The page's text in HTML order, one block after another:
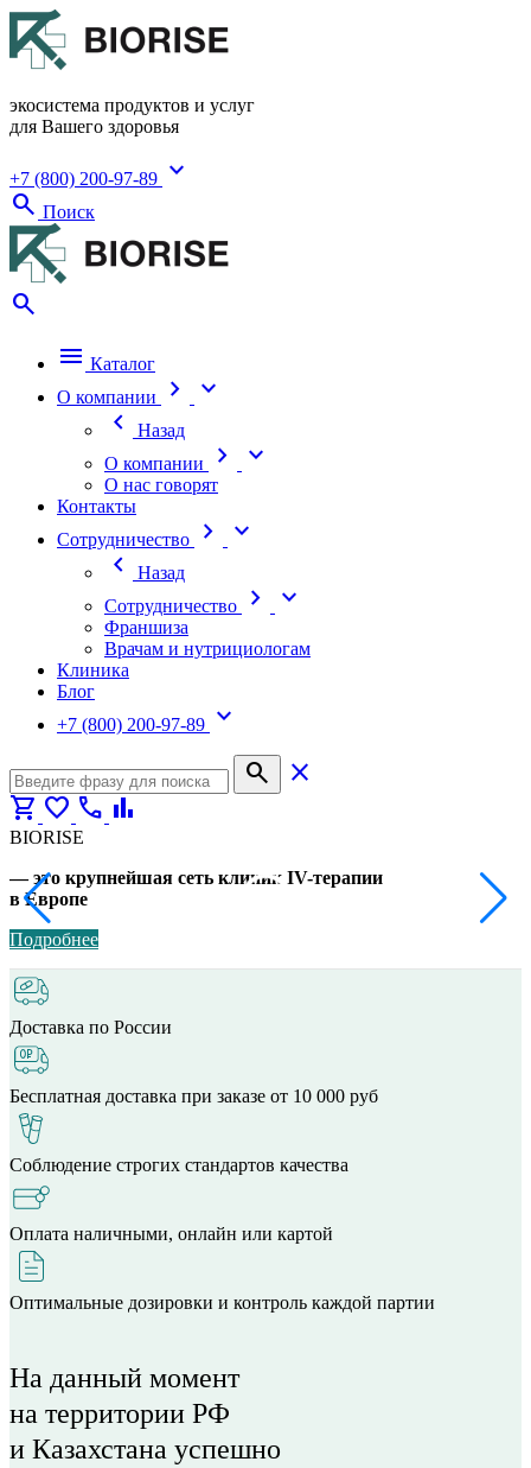
экосистема продуктов и услуг
для Вашего здоровья
+7 (800) 200-97-89 expand_more
search Поиск
search
menu Каталог
О компании
chevron_right
expand_more
chevron_left
Назад
О компании
chevron_right expand_more
О нас говорят
Контакты
Cотрудничество
chevron_right
expand_more
chevron_left
Назад
Cотрудничество
chevron_right expand_more
Франшиза
Врачам и нутрициологам
Клиника
Блог
+7 (800) 200-97-89 expand_more
search
close
shopping_cart favorite call bar_chart
BIORISE
— это крупнейшая сеть клиник IV-терапии
в Европе
Подробнее
Доставка по России
Бесплатная доставка при заказе от 10 000 руб
Соблюдение строгих стандартов качества
Оплата наличными, онлайн или картой
Оптимальные дозировки и контроль каждой партии
На данный момент
на территории РФ
и Казахстана успешно